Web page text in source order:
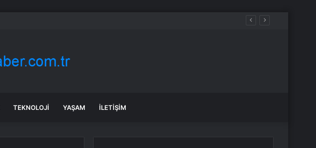
TEKNOLOJI YAŞAM İLETIŞIM